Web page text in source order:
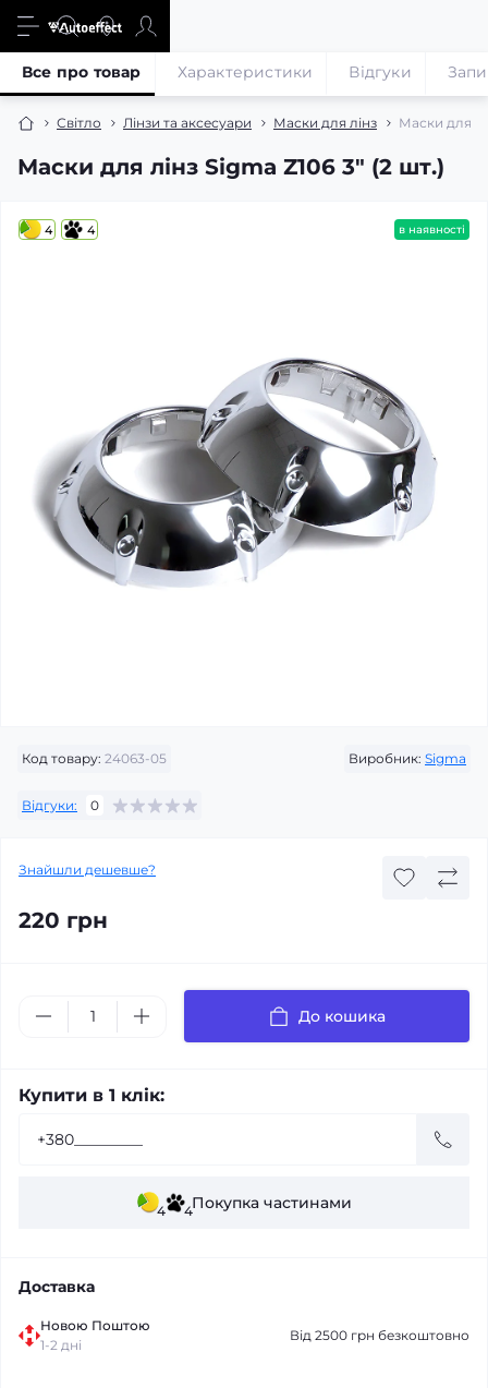
Світло Лінзи та аксесуари Маски для лінз Маски для
Маски для лінз Sigma Z106 3" (2 шт.)
Все про товар Характеристики Відгуки
4 4 в наявності
Код товару: 24063-05 Виробник: Sigma
Відгуки: 0
Знайшли дешевше?
220 грн
До кошика
Купити в 1 клік:
4 4Покупка частинами
Доставка
Новою Поштою
1-2 дні
Від 2500 грн безкоштовно